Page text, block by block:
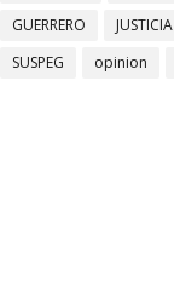
GUERRERO
JUSTICIA
SUSPEG
opinion